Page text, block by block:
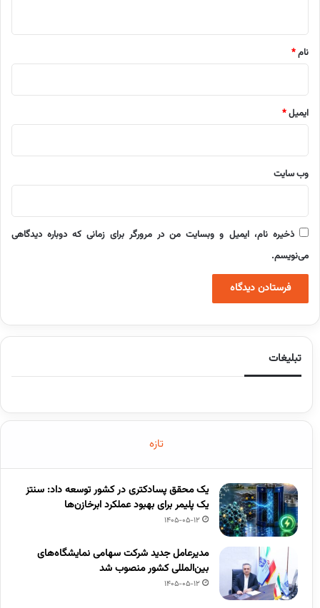
نام*
ایمیل*
وب‌ سایت
ذخیره نام، ایمیل و وبسایت من در مرورگر برای زمانی که دوباره دیدگاهی
می‌نویسم.
تبلیغات
تازه
یک محقق پسادکتری در کشور توسعه داد: سنتز
یک پلیمر برای بهبود عملکرد ابرخازن‌ها
1405-05-12
مدیرعامل جدید شرکت سهامی نمایشگاه‌های
بین‌المللی کشور منصوب شد
1405-05-12